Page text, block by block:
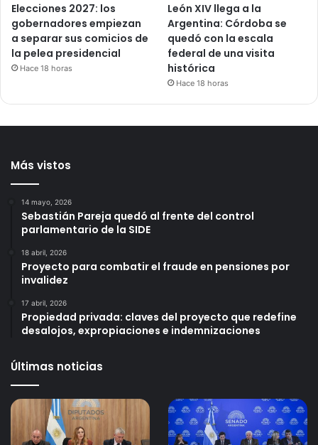
Elecciones 2027: los
gobernadores empiezan
a separar sus comicios de
la pelea presidencial
Hace 18 horas
León XIV llega a la
Argentina: Córdoba se
quedó con la escala
federal de una visita
histórica
Hace 18 horas
Más vistos
14 mayo, 2026
Sebastián Pareja quedó al frente del control
parlamentario de la SIDE
18 abril, 2026
Proyecto para combatir el fraude en pensiones por
invalidez
17 abril, 2026
Propiedad privada: claves del proyecto que redefine
desalojos, expropiaciones e indemnizaciones
Últimas noticias